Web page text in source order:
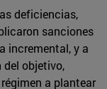
deficiencias,
sanciones
incremental, y a
del objetivo,
a plantear